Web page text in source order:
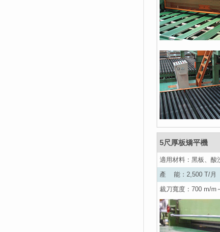
5尺厚板矯平機
適用材料：黑板、酸
產 能：2,500 T/月
裁刀寬度：700 m/m